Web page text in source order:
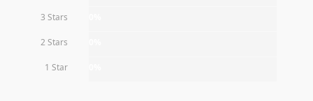
3 Stars
2 Stars
1 Star